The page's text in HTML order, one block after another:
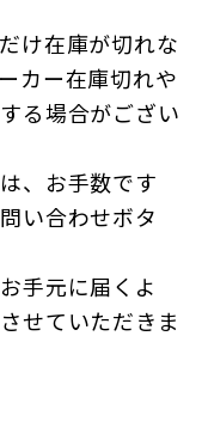
け在庫が切れな
カー在庫切れや
る場合がござい
、お手数です
い合わせボタ
手元に届くよ
せていただきま